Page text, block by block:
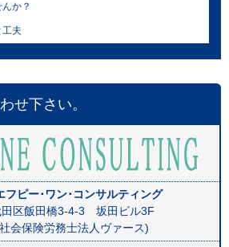
か？
夫
せ下さい。
フピー･ワン･コンサルティング
田区飯田橋3-4-3 坂田ビル3F
会保険労務士法人ヴァース)